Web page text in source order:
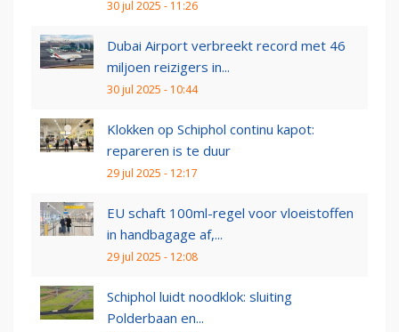
30 jul 2025 - 11:26
Dubai Airport verbreekt record met 46
miljoen reizigers in...
30 jul 2025 - 10:44
Klokken op Schiphol continu kapot:
repareren is te duur
29 jul 2025 - 12:17
EU schaft 100ml-regel voor vloeistoffen
in handbagage af,...
29 jul 2025 - 12:08
Schiphol luidt noodklok: sluiting
Polderbaan en...